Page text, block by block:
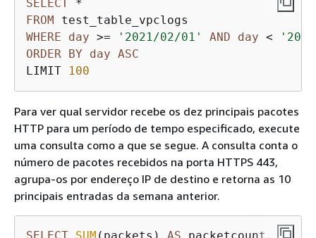
SELECT *
FROM
WHERE
day >= '2021/02/01' AND day <
ORDER
BY day ASC
LIMIT
100
Para ver qual servidor recebe os dez principais pacotes
HTTP para um período de tempo especificado, execute
uma consulta como a que se segue. A consulta conta o
número de pacotes recebidos na porta HTTPS 443,
agrupa-os por endereço IP de destino e retorna as 10
principais entradas da semana anterior.
SELECT SUM (packets) AS packetcount,